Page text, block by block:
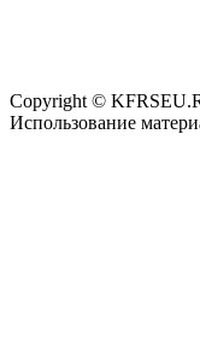
Copyright ©
Использование